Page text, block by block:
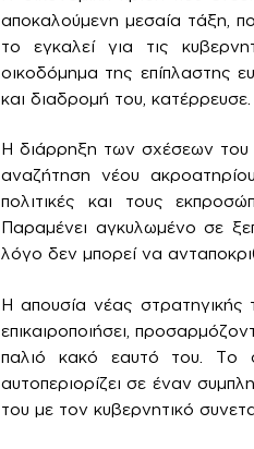
αποκαλούμενη μεσαία τάξη,
το εγκαλεί για τις
οικοδόμημα της επίπλαστης
και διαδρομή του, κατέρρευσε.
Η διάρρηξη των σχέσεων του
αναζήτηση νέου ακροατηρίου
πολιτικές και τους
Παραμένει αγκυλωμένο σε
λόγο δεν μπορεί να
Η απουσία νέας στρατηγικής
επικαιροποιήσει,
παλιό κακό εαυτό του. Το
αυτοπεριορίζει σε έναν
του με τον κυβερνητικό